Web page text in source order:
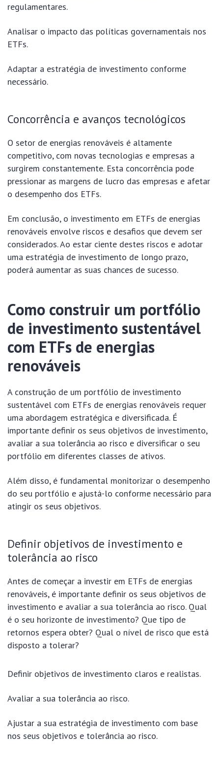
regulamentares.
Analisar o impacto das políticas governamentais nos
ETFs.
Adaptar a estratégia de investimento conforme
necessário.
Concorrência e avanços tecnológicos
O setor de energias renováveis é altamente
competitivo, com novas tecnologias e empresas a
surgirem constantemente. Esta concorrência pode
pressionar as margens de lucro das empresas e afetar
o desempenho dos ETFs.
Em conclusão, o investimento em ETFs de energias
renováveis envolve riscos e desafios que devem ser
considerados. Ao estar ciente destes riscos e adotar
uma estratégia de investimento de longo prazo,
poderá aumentar as suas chances de sucesso.
Como construir um portfólio
de investimento sustentável
com ETFs de energias
renováveis
A construção de um portfólio de investimento
sustentável com ETFs de energias renováveis requer
uma abordagem estratégica e diversificada. É
importante definir os seus objetivos de investimento,
avaliar a sua tolerância ao risco e diversificar o seu
portfólio em diferentes classes de ativos.
Além disso, é fundamental monitorizar o desempenho
do seu portfólio e ajustá-lo conforme necessário para
atingir os seus objetivos.
Definir objetivos de investimento e
tolerância ao risco
Antes de começar a investir em ETFs de energias
renováveis, é importante definir os seus objetivos de
investimento e avaliar a sua tolerância ao risco. Qual
é o seu horizonte de investimento? Que tipo de
retornos espera obter? Qual o nível de risco que está
disposto a tolerar?
Definir objetivos de investimento claros e realistas.
Avaliar a sua tolerância ao risco.
Ajustar a sua estratégia de investimento com base
nos seus objetivos e tolerância ao risco.